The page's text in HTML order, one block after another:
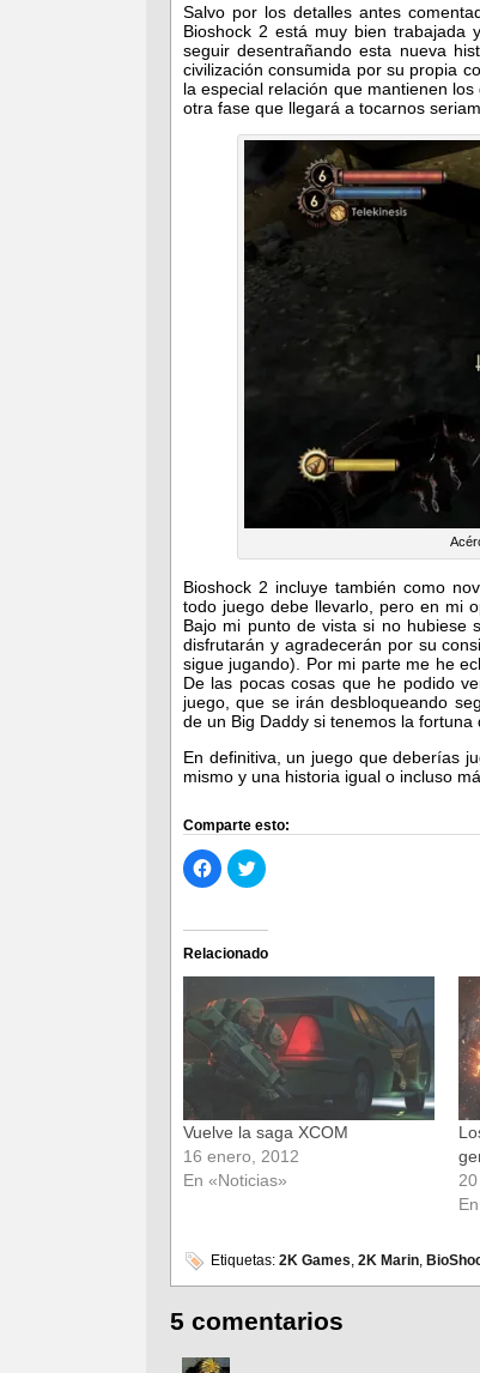
Salvo por los detalles antes
Bioshock 2 está muy bien trabajada
seguir desentrañando esta nueva
civilización consumida por su propia
la especial relación que mantienen
otra fase que llegará a tocarnos
Bioshock 2 incluye también como
todo juego debe llevarlo, pero en mi
Bajo mi punto de vista si no hubiese
disfrutarán y agradecerán por su
sigue jugando). Por mi parte me he
De las pocas cosas que he podido
juego, que se irán desbloqueando
de un Big Daddy si tenemos la fortuna
En definitiva, un juego que deberías
mismo y una historia igual o incluso
Comparte esto:
Haz
clic
para
Facebook
(Se
abre
en
una
ventana
nueva)
Haz
clic
Twitter
(Se
abre
en
ventana
nueva)
Relacionado
Vuelve la saga XCOM
16 enero, 2012
En «Noticias»
Etiquetas: 2K Games, 2K Marin,
5 comentarios